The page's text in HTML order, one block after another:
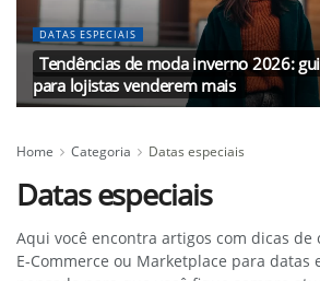
DATAS ESPECIAIS
Tendências de moda inverno 2026:
para lojistas venderem mais
Home Categoria Datas especiais
Datas especiais
Aqui você encontra artigos com dicas de
E-Commerce ou Marketplace para datas